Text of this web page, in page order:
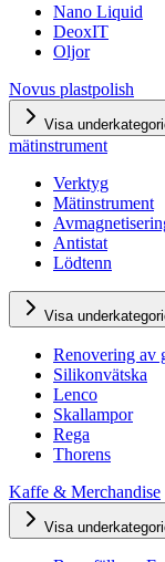
Nano Liquid
DeoxIT
Oljor
Novus plastpolish
Visa
mätinstrument
Verktyg
Mätinstrument
Antistat
Lödtenn
Visa
Renovering av
Silikonvätska
Lenco
Skallampor
Rega
Thorens
Kaffe & Merchandise
Visa